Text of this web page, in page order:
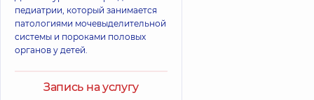
педиатрии, который занимается
патологиями мочевыделительной
системы и пороками половых
органов у детей.
Запись на услугу